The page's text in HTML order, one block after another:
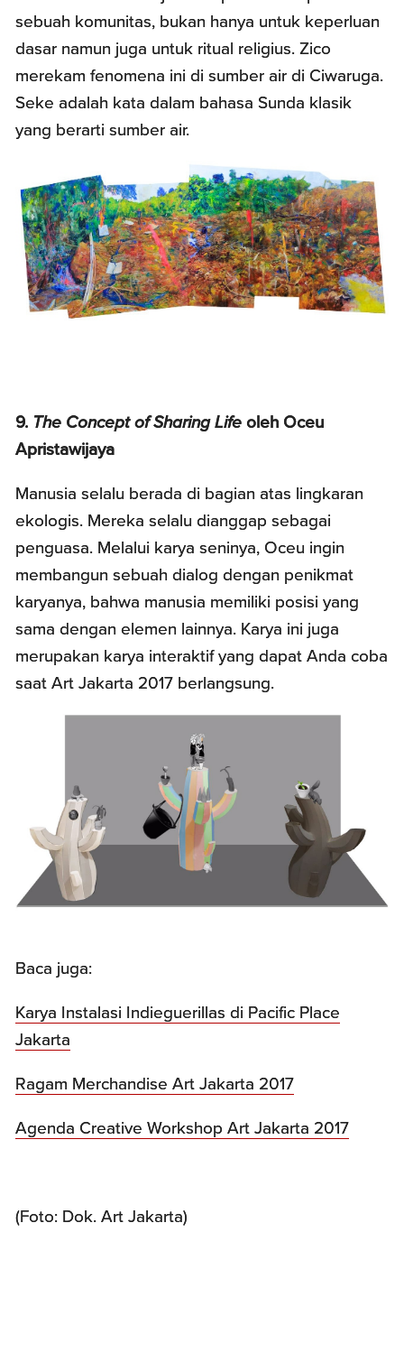
sebuah komunitas, bukan hanya untuk keperluan
dasar namun juga untuk ritual religius. Zico
merekam fenomena ini di sumber air di Ciwaruga.
Seke adalah kata dalam bahasa Sunda klasik
yang berarti sumber air.
9. The Concept of Sharing Life oleh Oceu
Apristawijaya
Manusia selalu berada di bagian atas lingkaran
ekologis. Mereka selalu dianggap sebagai
penguasa. Melalui karya seninya, Oceu ingin
membangun sebuah dialog dengan penikmat
karyanya, bahwa manusia memiliki posisi yang
sama dengan elemen lainnya. Karya ini juga
merupakan karya interaktif yang dapat Anda coba
saat Art Jakarta 2017 berlangsung.
Baca juga:
Karya Instalasi Indieguerillas di Pacific Place
Jakarta
Ragam Merchandise Art Jakarta 2017
Agenda Creative Workshop Art Jakarta 2017
(Foto: Dok. Art Jakarta)